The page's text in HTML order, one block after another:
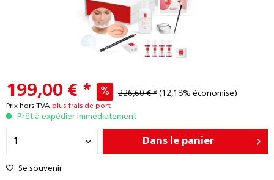
199,00 € * 226,60 € * (12,18% économisé)
Prix hors TVA plus frais de port
Prêt à expédier immédiatement
Dans le panier
Se souvenir